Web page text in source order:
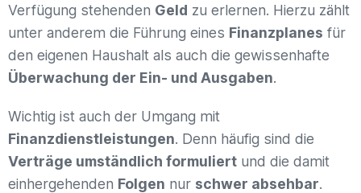
Verfügung stehenden Geld zu erlernen. Hierzu zählt
unter anderem die Führung eines Finanzplanes für
den eigenen Haushalt als auch die gewissenhafte
Überwachung der Ein- und Ausgaben.
Wichtig ist auch der Umgang mit
Finanzdienstleistungen. Denn häufig sind die
Verträge umständlich formuliert und die damit
einhergehenden Folgen nur schwer absehbar.